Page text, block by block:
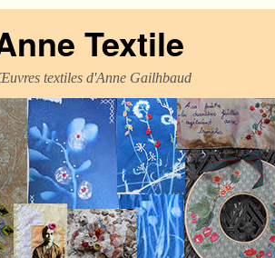
Textile
textiles d'Anne Gailhbaud